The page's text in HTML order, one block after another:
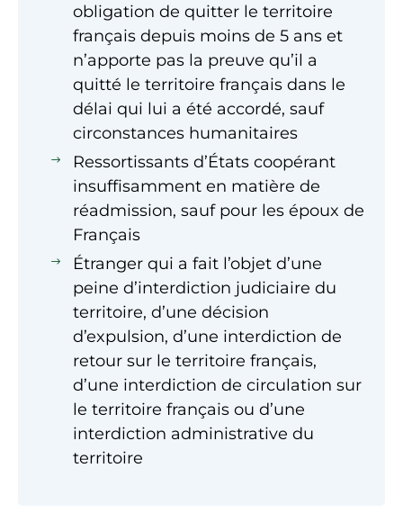
obligation de quitter le territoire
français depuis moins de 5 ans et
n’apporte pas la preuve qu’il a
quitté le territoire français dans le
délai qui lui a été accordé, sauf
circonstances humanitaires
Ressortissants d’États coopérant
insuffisamment en matière de
réadmission, sauf pour les époux de
Français
Étranger qui a fait l’objet d’une
peine d’interdiction judiciaire du
territoire, d’une décision
d’expulsion, d’une interdiction de
retour sur le territoire français,
d’une interdiction de circulation sur
le territoire français ou d’une
interdiction administrative du
territoire